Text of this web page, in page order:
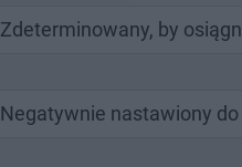
Zdeterminowany, by
Negatywnie nastawiony do